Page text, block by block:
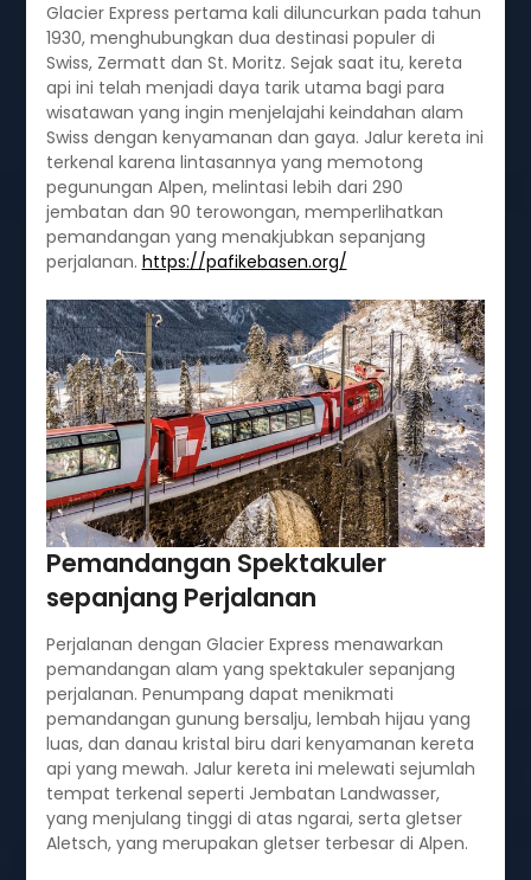
Glacier Express pertama kali diluncurkan pada tahun
1930, menghubungkan dua destinasi populer di
Swiss, Zermatt dan St. Moritz. Sejak saat itu, kereta
api ini telah menjadi daya tarik utama bagi para
wisatawan yang ingin menjelajahi keindahan alam
Swiss dengan kenyamanan dan gaya. Jalur kereta ini
terkenal karena lintasannya yang memotong
pegunungan Alpen, melintasi lebih dari 290
jembatan dan 90 terowongan, memperlihatkan
pemandangan yang menakjubkan sepanjang
perjalanan. https://pafikebasen.org/
Pemandangan Spektakuler
sepanjang Perjalanan
Perjalanan dengan Glacier Express menawarkan
pemandangan alam yang spektakuler sepanjang
perjalanan. Penumpang dapat menikmati
pemandangan gunung bersalju, lembah hijau yang
luas, dan danau kristal biru dari kenyamanan kereta
api yang mewah. Jalur kereta ini melewati sejumlah
tempat terkenal seperti Jembatan Landwasser,
yang menjulang tinggi di atas ngarai, serta gletser
Aletsch, yang merupakan gletser terbesar di Alpen.